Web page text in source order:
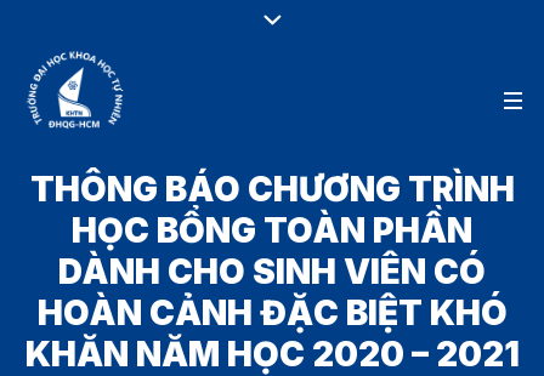
THÔNG BÁO CHƯƠNG TRÌNH
HỌC BỔNG TOÀN PHẦN
DÀNH CHO SINH VIÊN CÓ
HOÀN CẢNH ĐẶC BIỆT KHÓ
KHĂN NĂM HỌC 2020 – 2021